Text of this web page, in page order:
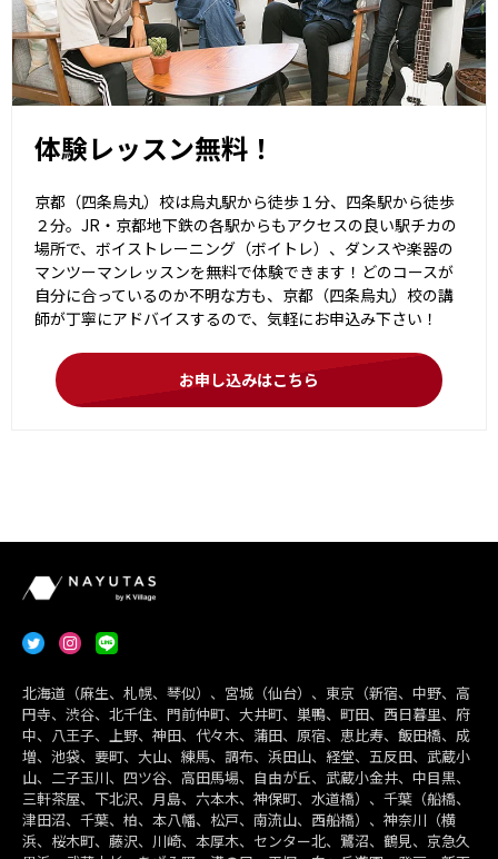
体験レッスン無料！
京都（四条烏丸）校は烏丸駅から徒歩１分、四条駅から徒歩
２分。JR・京都地下鉄の各駅からもアクセスの良い駅チカの
場所で、ボイストレーニング（ボイトレ）、ダンスや楽器の
マンツーマンレッスンを無料で体験できます！どのコースが
自分に合っているのか不明な方も、京都（四条烏丸）校の講
師が丁寧にアドバイスするので、気軽にお申込み下さい！
お申し込みはこちら
北海道（麻生、札幌、琴似）、宮城（仙台）、東京（新宿、中野、高
円寺、渋谷、北千住、門前仲町、大井町、巣鴨、町田、西日暮里、府
中、八王子、上野、神田、代々木、蒲田、原宿、恵比寿、飯田橋、成
増、池袋、要町、大山、練馬、調布、浜田山、経堂、五反田、武蔵小
山、二子玉川、四ツ谷、高田馬場、自由が丘、武蔵小金井、中目黒、
三軒茶屋、下北沢、月島、六本木、神保町、水道橋）、千葉（船橋、
津田沼、千葉、柏、本八幡、松戸、南流山、西船橋）、神奈川（横
浜、桜木町、藤沢、川崎、本厚木、センター北、鷺沼、鶴見、京急久